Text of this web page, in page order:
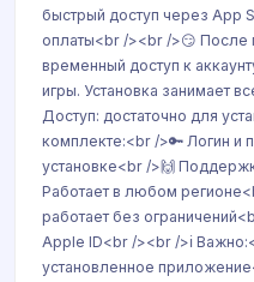
быстрый доступ через App
оплаты<br /><br />😏 После
временный доступ к
игры. Установка занимает
Доступ: достаточно для
комплекте:<br />🔑 Логин и
установке<br />🙌
Работает в любом
работает без
Apple ID<br /><br />ℹ️
установленное